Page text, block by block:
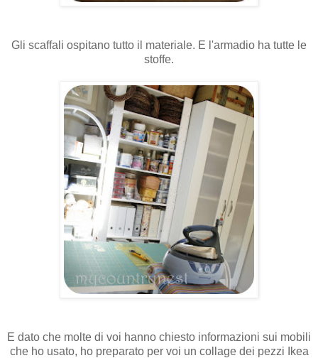
Gli scaffali ospitano tutto il materiale. E l'armadio ha tutte le
stoffe.
E dato che molte di voi hanno chiesto informazioni sui mobili
che ho usato, ho preparato per voi un collage dei pezzi Ikea